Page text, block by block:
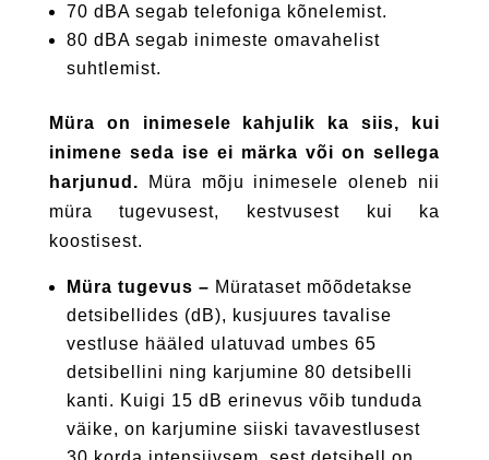
70 dBA segab telefoniga kõnelemist.
80 dBA segab inimeste omavahelist
suhtlemist.
Müra on inimesele kahjulik ka siis, kui
inimene seda ise ei märka või on sellega
harjunud.
Müra mõju inimesele oleneb nii
müra tugevusest, kestvusest kui ka
koostisest.
Müra tugevus – Mürataset mõõdetakse
detsibellides (dB), kusjuures tavalise
vestluse hääled ulatuvad umbes 65
detsibellini ning karjumine 80 detsibelli
kanti. Kuigi 15 dB erinevus võib tunduda
väike, on karjumine siiski tavavestlusest